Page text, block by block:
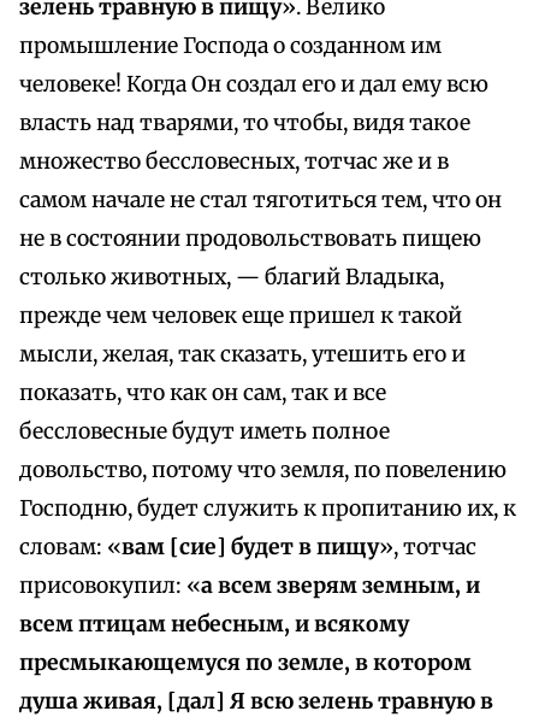
зелень травную в пищу». Велико
промышление Господа о созданном им
человеке! Когда Он создал его и дал ему всю
власть над тварями, то чтобы, видя такое
множество бессловесных, тотчас же и в
самом начале не стал тяготиться тем, что он
не в состоянии продовольствовать пищею
столько животных, — благий Владыка,
прежде чем человек еще пришел к такой
мысли, желая, так сказать, утешить его и
показать, что как он сам, так и все
бессловесные будут иметь полное
довольство, потому что земля, по повелению
Господню, будет служить к пропитанию их, к
словам: «вам [сие] будет в пищу», тотчас
присовокупил: «а всем зверям земным, и
всем птицам небесным, и всякому
пресмыкающемуся по земле, в котором
душа живая, [дал] Я всю зелень травную в